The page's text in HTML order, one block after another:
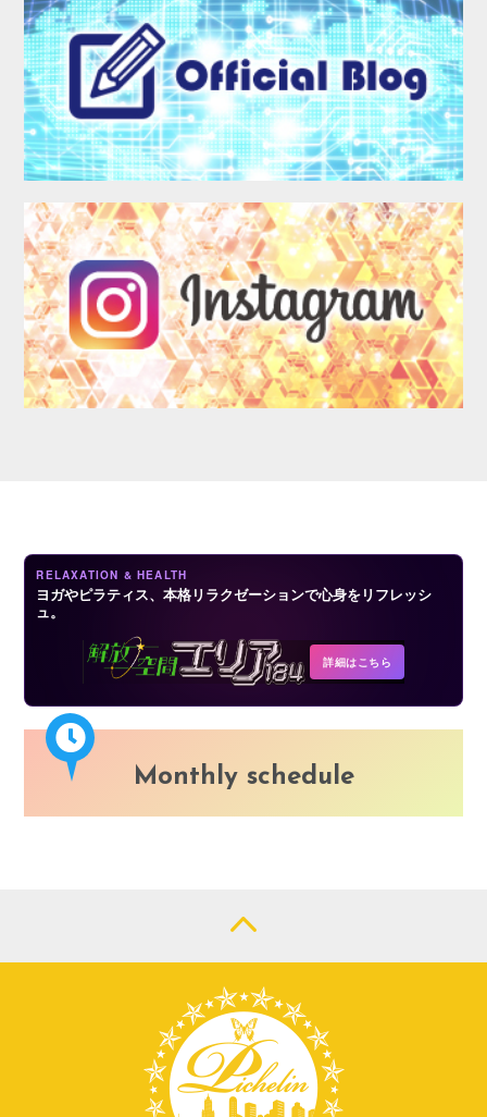
RELAXATION & HEALTH
ヨガやピラティス、本格リラクゼーションで心身をリフレッシ
ュ。
詳細はこちら
Monthly schedule